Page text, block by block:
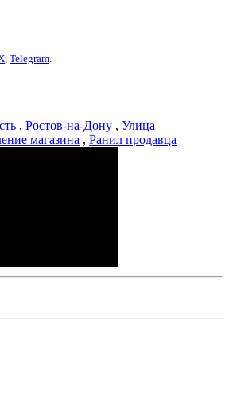
, Telegram.
, Ростов-на-Дону , Улица
магазина , Ранил продавца